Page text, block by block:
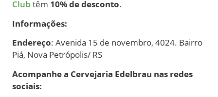
Club têm 10% de desconto.
Informações:
Endereço: Avenida 15 de novembro, 4024. Bairro
Piá, Nova Petrópolis/ RS
Acompanhe a Cervejaria Edelbrau nas redes
sociais: